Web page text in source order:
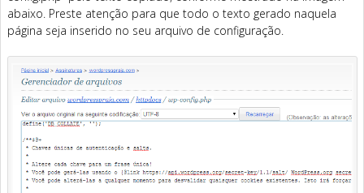
abaixo. Preste atenção para que todo o texto gerado naquela
página seja inserido no seu arquivo de configuração.